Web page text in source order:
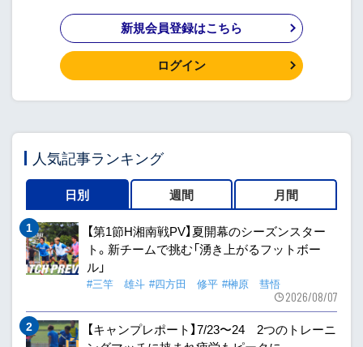
新規会員登録はこちら
ログイン
人気記事ランキング
日別 週間 月間
【第1節H湘南戦PV】夏開幕のシーズンスター
ト。新チームで挑む「湧き上がるフットボー
ル」
#三竿 雄斗 #四方田 修平 #榊原 彗悟
2026/08/07
【キャンプレポート】7/23〜24 2つのトレーニ